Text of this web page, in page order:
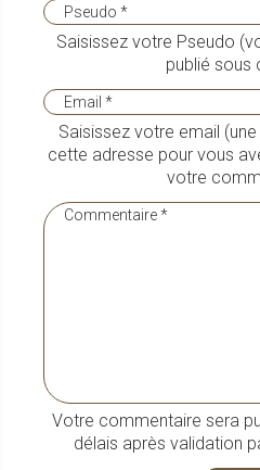
Saisissez votre Pseudo
publié sous
Saisissez votre email
cette adresse pour vous
votre
Votre commentaire sera
délais après validation